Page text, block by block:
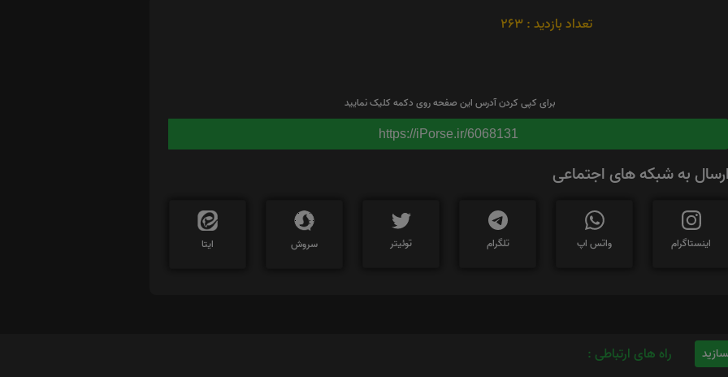
تعداد بازدید : 263
برای کپی کردن آدرس این صفحه روی دکمه کلیک نمایید
https://iPorse.ir/6068131
ارسال به شبکه های اجتماعی
اینستاگرام واتس اپ تلگرام توئیتر سروش ایتا
راه های ارتباطی :